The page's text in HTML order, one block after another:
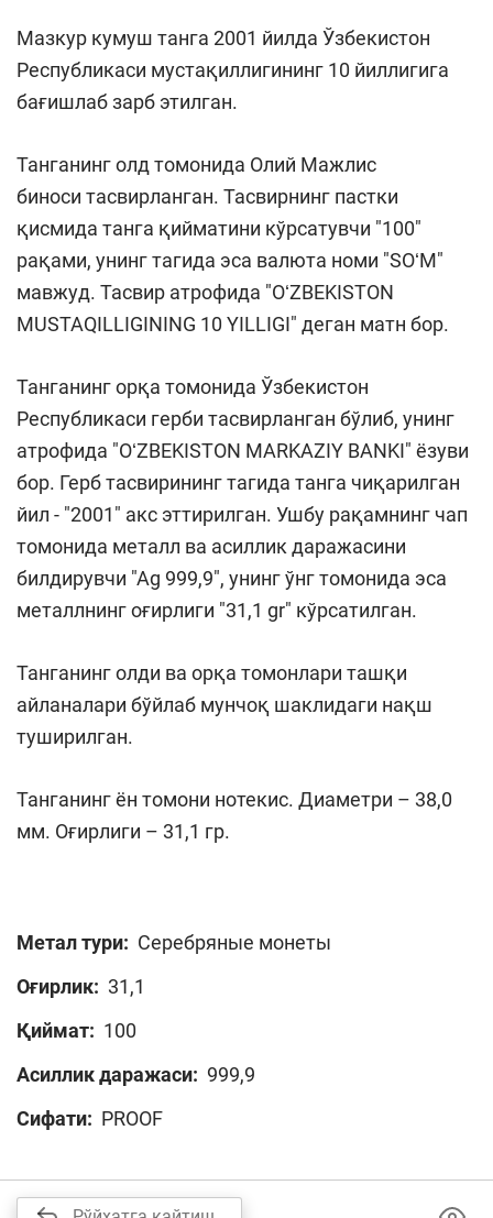
Мазкур кумуш танга 2001 йилда Ўзбекистон
Республикаси мустақиллигининг 10 йиллигига
бағишлаб зарб этилган.
Танганинг олд томонида Олий Мажлис
биноси тасвирланган. Тасвирнинг пастки
қисмида танга қийматини кўрсатувчи "100"
рақами, унинг тагида эса валюта номи "SOʻM"
мавжуд. Тасвир атрофида "OʻZBEKISTON
MUSTAQILLIGINING 10 YILLIGI" деган матн бор.
Танганинг орқа томонида Ўзбекистон
Республикаси герби тасвирланган бўлиб, унинг
атрофида "OʻZBEKISTON MARKAZIY BANKI" ёзуви
бор. Герб тасвирининг тагида танга чиқарилган
йил - "2001" акс эттирилган. Ушбу рақамнинг чап
томонида металл ва асиллик даражасини
билдирувчи "Аg 999,9", унинг ўнг томонида эса
металлнинг оғирлиги "31,1 gr" кўрсатилган.
Танганинг олди ва орқа томонлари ташқи
айланалари бўйлаб мунчоқ шаклидаги нақш
туширилган.
Танганинг ён томони нотекис. Диаметри – 38,0
мм. Оғирлиги – 31,1 гр.
Метал тури: Серебряные монеты
Оғирлик: 31,1
Қиймат: 100
Асиллик даражаси: 999,9
Сифати: PROOF